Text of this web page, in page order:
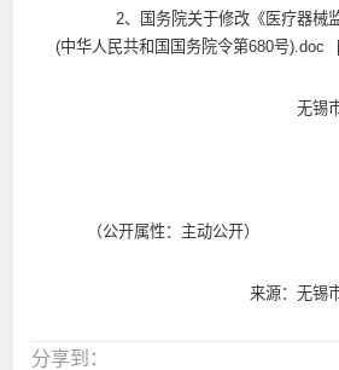
2、
国务院关于修改《医疗器械
(中华人民共和国国务院令第680号).doc
无锡市
（公开属性：主动公开）
来源：无锡
分享到：